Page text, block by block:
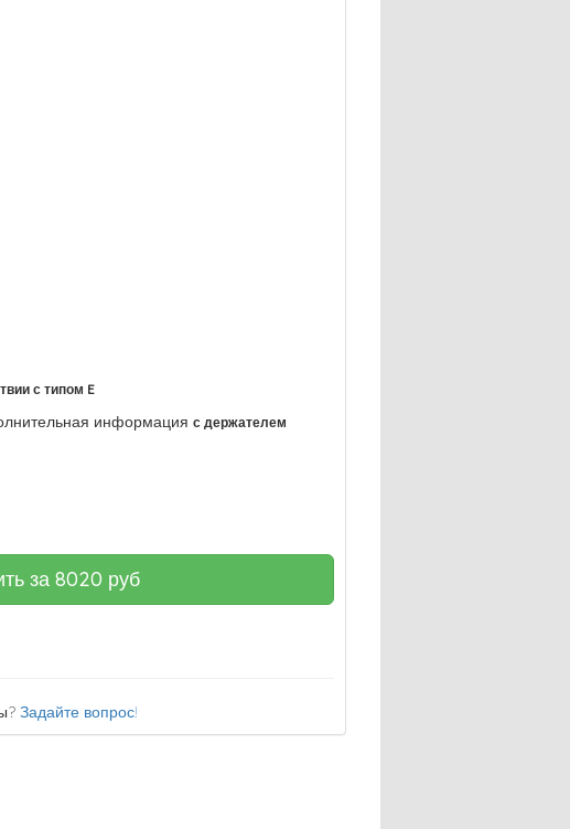
с типом E
информация с держателем
за8020 руб
Задайте вопрос!